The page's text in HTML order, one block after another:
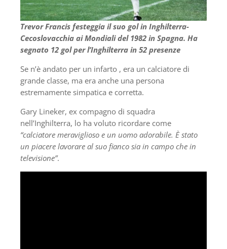
Trevor Francis festeggia il suo gol in Inghilterra-
Cecoslovacchia ai Mondiali del 1982 in Spagna. Ha
segnato 12 gol per l’Inghilterra in 52 presenze
Se n’è andato per un infarto , era un calciatore di
grande classe, ma era anche una persona
estremamente simpatica e corretta.
Gary Lineker, ex compagno di squadra
nell’Inghilterra, lo ha voluto ricordare come
“calciatore meraviglioso e un uomo adorabile. È stato
un piacere lavorare al suo fianco sia in campo che in
televisione”.